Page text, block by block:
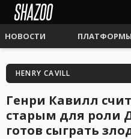
НОВОСТИ ПЛАТФОРМЫ
HENRY CAVILL
Генри Кавилл
старым для роли
готов сыграть